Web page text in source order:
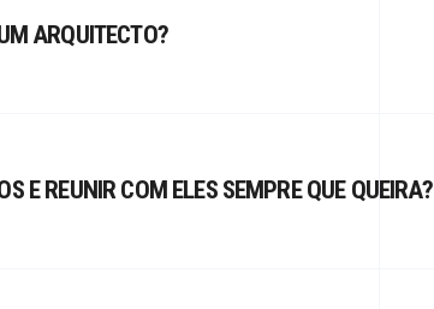
ARQUITECTO?
E REUNIR COM ELES SEMPRE QUE QUEIRA?